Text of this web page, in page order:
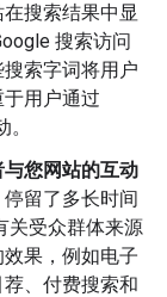
搜索结果中显
搜索访问
索字词将用户
用户通过
与您网站的互动
留了多长时间
关受众群体来源
果，例如电子
、付费搜索和